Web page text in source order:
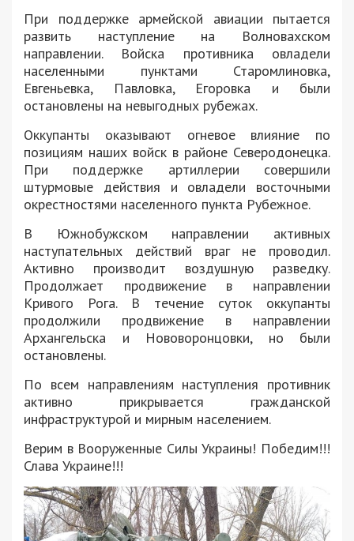
При поддержке армейской авиации пытается
развить наступление на Волновахском
направлении. Войска противника овладели
населенными пунктами Старомлиновка,
Евгеньевка, Павловка, Егоровка и были
остановлены на невыгодных рубежах.
Оккупанты оказывают огневое влияние по
позициям наших войск в районе Северодонецка.
При поддержке артиллерии совершили
штурмовые действия и овладели восточными
окрестностями населенного пункта Рубежное.
В Южнобужском направлении активных
наступательных действий враг не проводил.
Активно производит воздушную разведку.
Продолжает продвижение в направлении
Кривого Рога. В течение суток оккупанты
продолжили продвижение в направлении
Архангельска и Нововоронцовки, но были
остановлены.
По всем направлениям наступления противник
активно прикрывается гражданской
инфраструктурой и мирным населением.
Верим в Вооруженные Силы Украины! Победим!!!
Слава Украине!!!